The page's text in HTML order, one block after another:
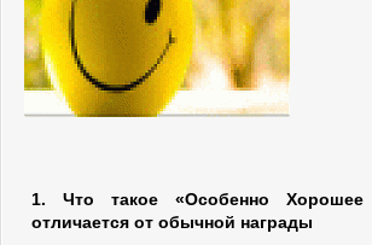
1. Что такое «Особенно
отличается от обычной награды